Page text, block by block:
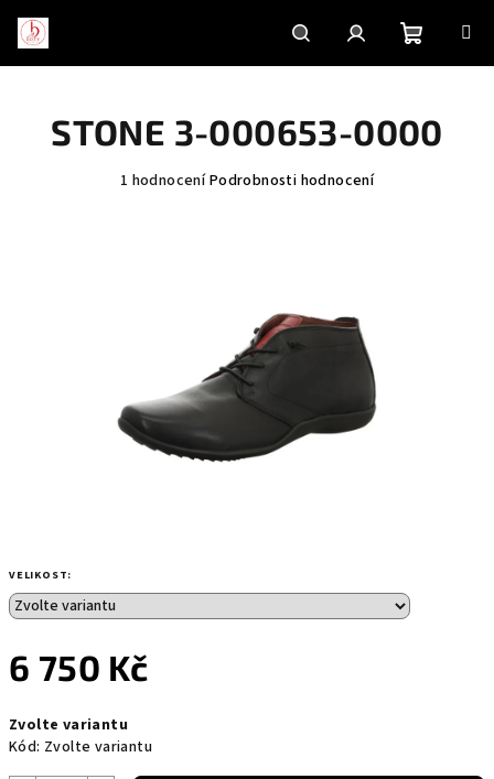
obsah
HledatPřihlášeníNákupní
košík
VELIKOST:
6 750 Kč
cena:
Zvolte variantu
Kód: Zvolte variantu
STONE 3-000653-0000
Průměrné
1 hodnoceníPodrobnosti hodnocení